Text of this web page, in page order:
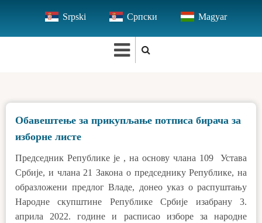
main
Srpski Српски Magyar
Обавештење за прикупљање потписа бирача за
изборне листе
Председник Републике је , на основу члана 109 Устава
Србије, и члана 21 Закона о председнику Републике, на
образложени предлог Владе, донeo указ о распуштању
Народне скупштине Републике Србије изабрану 3.
априла 2022. године и расписао изборе за народне